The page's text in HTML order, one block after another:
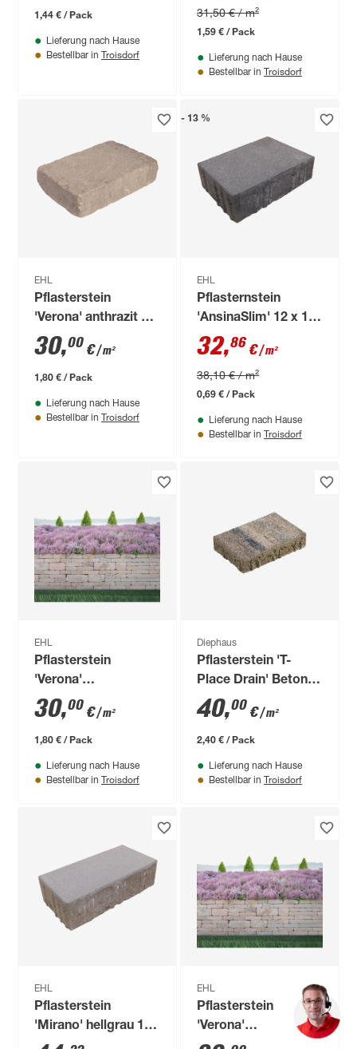
1,44 € / Pack
Lieferung nach Hause
Bestellbar in Troisdorf
31,50 € / m²
1,59 € / Pack
Lieferung nach Hause
Bestellbar in Troisdorf
EHL
Pflasterstein
'Verona' anthrazit 30
x 20 x 7 cm
30,00 €/ m²
1,80 € / Pack
Lieferung nach Hause
Bestellbar in Troisdorf
- 13 %
EHL
Pflasternstein
'AnsinaSlim' 12 x 18
x 5 cm anthrazit
32,86 €/ m²
38,10 € / m²
0,69 € / Pack
Lieferung nach Hause
Bestellbar in Troisdorf
EHL
Pflasterstein
'Verona'
sandsteinfarben 30 x
20 x 7 cm
30,00 €/ m²
1,80 € / Pack
Lieferung nach Hause
Bestellbar in Troisdorf
Diephaus
Pflasterstein 'T-
Place Drain' Beton
muschelkalkfarben
30 x 20 x 6 cm
40,00 €/ m²
2,40 € / Pack
Lieferung nach Hause
Bestellbar in Troisdorf
EHL
Pflasterstein
'Mirano' hellgrau 15
x 30 x 8 cm
EHL
Pflasterstein
'Verona'
sandsteinfarben 20 x